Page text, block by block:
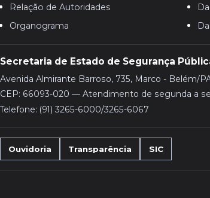
Relação de Autoridades
Organograma
Secretaria de Estado de Segurança
Avenida Almirante Barroso, 735, Marco - Belém/
CEP: 66093-020 — Atendimento de segunda a
Telefone: (91) 3265-6000/3265-6067
Ouvidoria Transparência SIC